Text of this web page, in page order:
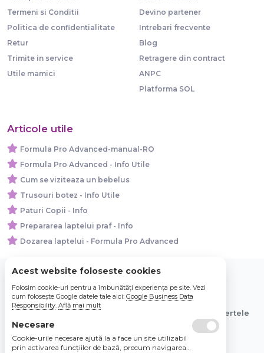
Termeni si Conditii
Politica de confidentialitate
Retur
Trimite in service
Utile mamici
Devino partener
Intrebari frecvente
Blog
Retragere din contract
ANPC
Platforma SOL
Articole utile
Formula Pro Advanced-manual-RO
Formula Pro Advanced - Info Utile
Cum se viziteaza un bebelus
Trusouri botez - Info Utile
Paturi Copii - Info
Prepararea laptelui praf - Info
Dozarea laptelui - Formula Pro Advanced
© 2026 Bebe Nou Online Store SRL
Toate preturile sunt exprimate in lei si includ tva. Ofertele
sunt valabile in limita stocului disponibil.
Acest website foloseste cookies
Folosim cookie-uri pentru a îmbunătăți experiența pe site. Vezi
cum folosește Google datele tale aici: Google Business Data
Responsibility. Află mai mult
Necesare
Cookie-urile necesare ajută la a face un site utilizabil
prin activarea funcţiilor de bază, precum navigarea